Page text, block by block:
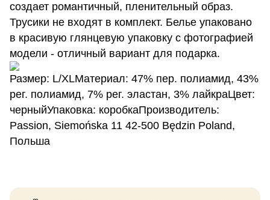
создает романтичный, пленительный образ.
Трусики не входят в комплект. Белье упаковано
в красивую глянцевую упаковку с фотографией
модели - отличный вариант для подарка.
Размер: L/XLМатериал: 47% пер. полиамид, 43%
рег. полиамид, 7% рег. эластан, 3% лайкраЦвет:
черныйУпаковка: коробкаПроизводитель:
Passion, Siemońska 11 42-500 Będzin Poland,
Польша